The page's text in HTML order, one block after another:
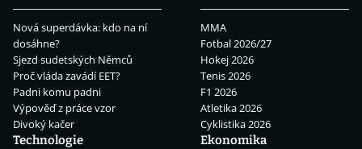
Nová superdávka: kdo na ní
dosáhne?
Sjezd sudetských Němců
Proč vláda zavádí EET?
Padni komu padni
Výpověď z práce vzor
Divoký kačer
MMA
Fotbal 2026/27
Hokej 2026
Tenis 2026
F1 2026
Atletika 2026
Cyklistika 2026
Technologie
Ekonomika